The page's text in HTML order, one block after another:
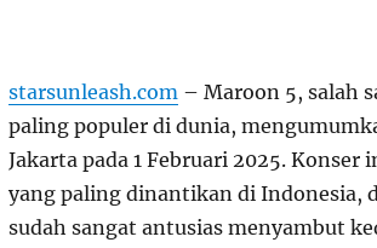
starsunleash.com– Maroon 5, salah
paling populer di dunia,
Jakarta pada 1 Februari 2025.
yang paling dinantikan di Indonesia,
sudah sangat antusias menyambut